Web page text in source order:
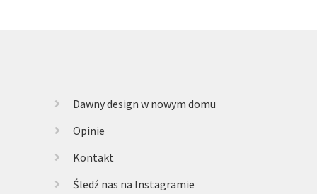
Dawny design w nowym domu
Opinie
Kontakt
Śledź nas na Instagramie